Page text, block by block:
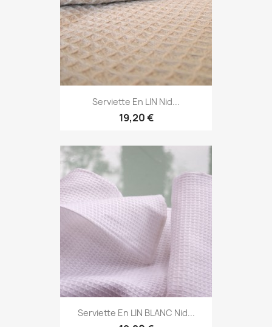
Serviette En LIN Nid...
19,20 €
Serviette En LIN BLANC Nid...